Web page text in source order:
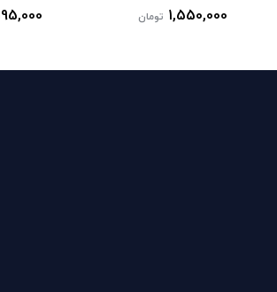
1,550,000 تومان